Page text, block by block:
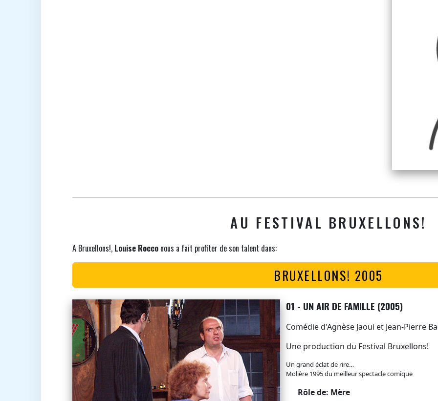
AU FESTIVAL BRUXELLONS!
A Bruxellons!, Louise Rocco nous a fait profiter de son talent dans:
BRUXELLONS! 2005
01 - UN AIR DE FAMILLE (2005)
Comédie d'Agnèse Jaoui et Jean-Pierre
Une production du Festival Bruxellons!
Un grand éclat de rire…
Molière 1995 du meilleur spectacle comique
Rôle de: Mère